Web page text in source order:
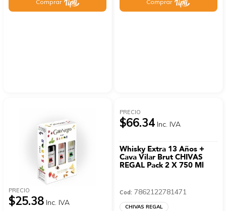
Comprar Comprar
PRECIO
$25.38 Inc. IVA
PRECIO
$66.34 Inc. IVA
Whisky Extra 13 Años +
Cava Vilar Brut CHIVAS
REGAL Pack 2 X 750 Ml
Cod: 7862122781471
CHIVAS REGAL